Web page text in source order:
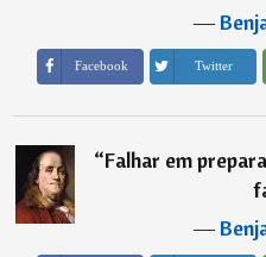
―
Facebook Twitter
“Falhar em
―